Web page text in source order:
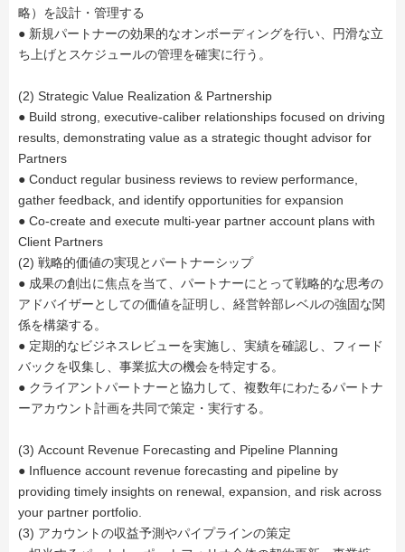
略）を設計・管理する
● 新規パートナーの効果的なオンボーディングを行い、円滑な立
ち上げとスケジュールの管理を確実に行う。
(2) Strategic Value Realization & Partnership
● Build strong, executive-caliber relationships focused on driving
results, demonstrating value as a strategic thought advisor for
Partners
● Conduct regular business reviews to review performance,
gather feedback, and identify opportunities for expansion
● Co-create and execute multi-year partner account plans with
Client Partners
(2) 戦略的価値の実現とパートナーシップ
● 成果の創出に焦点を当て、パートナーにとって戦略的な思考の
アドバイザーとしての価値を証明し、経営幹部レベルの強固な関
係を構築する。
● 定期的なビジネスレビューを実施し、実績を確認し、フィード
バックを収集し、事業拡大の機会を特定する。
● クライアントパートナーと協力して、複数年にわたるパートナ
ーアカウント計画を共同で策定・実行する。
(3) Account Revenue Forecasting and Pipeline Planning
● Influence account revenue forecasting and pipeline by
providing timely insights on renewal, expansion, and risk across
your partner portfolio.
(3) アカウントの収益予測やパイプラインの策定